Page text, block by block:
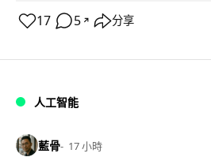
17 5 ↗ 分享
人工智能
藍骨 17 小時